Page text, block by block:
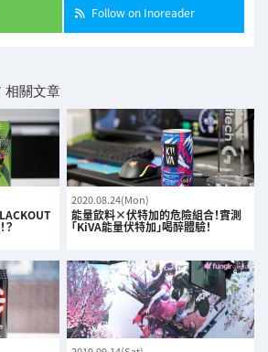
Follow on Inoreader
相關文章
2020.08.24(Mon)
能量飲料×伏特加的危險組合！實測
「KiVA能量伏特加」喝醉體驗！